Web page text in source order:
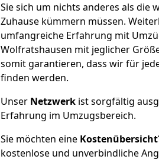
Sie sich um nichts anderes als die
Zuhause kümmern müssen.
umfangreiche Erfahrung mit
Wolfratshausen mit jeglicher
somit garantieren, dass wir für
finden werden.
Unser Netzwerk ist sorgfältig
Erfahrung im Umzugsbereich.
Sie möchten eine
kostenlose und unverbindliche